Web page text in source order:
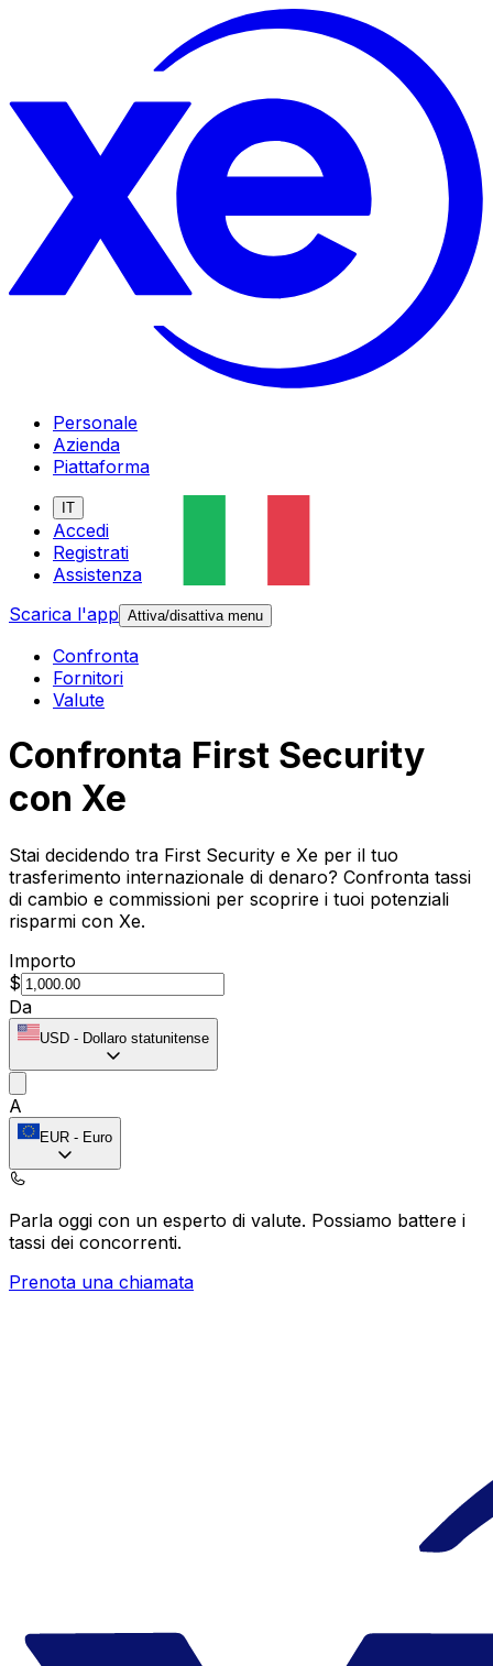
Personale
Azienda
Piattaforma
IT
Accedi
Registrati
Assistenza
Scarica l'app Attiva/disattiva menu
Confronta
Fornitori
Valute
Confronta First Security
con Xe
Stai decidendo tra First Security e Xe per il tuo
trasferimento internazionale di denaro? Confronta tassi
di cambio e commissioni per scoprire i tuoi potenziali
risparmi con Xe.
Importo
$
Da
USD - Dollaro statunitense
A
EUR - Euro
Parla oggi con un esperto di valute. Possiamo battere i
tassi dei concorrenti.
Prenota una chiamata